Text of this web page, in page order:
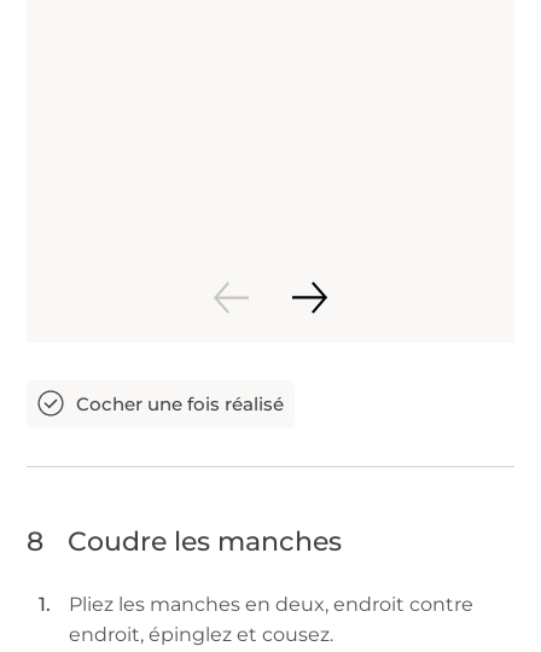
8 Coudre les manches
Pliez les manches en deux, endroit contre
endroit, épinglez et cousez.